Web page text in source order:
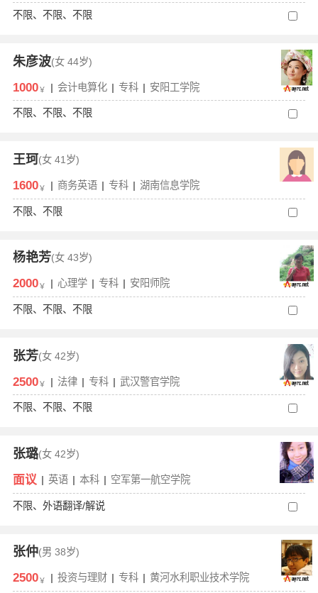
不限、不限、不限
朱彦波(女 44岁)
1000￥ | 会计电算化 | 专科 | 安阳工学院
不限、不限、不限
王珂 (女 41岁)
1600￥ | 商务英语 | 专科 | 湖南信息学院
不限、不限
杨艳芳(女 43岁)
2000￥ | 心理学 | 专科 | 安阳师院
不限、不限、不限
张芳(女 42岁)
2500￥ | 法律 | 专科 | 武汉警官学院
不限、不限、不限
张璐(女 42岁)
面议 | 英语 | 本科 | 空军第一航空学院
不限、外语翻译/解说
张仲(男 38岁)
2500￥ | 投资与理财 | 专科 | 黄河水利职业技术学院